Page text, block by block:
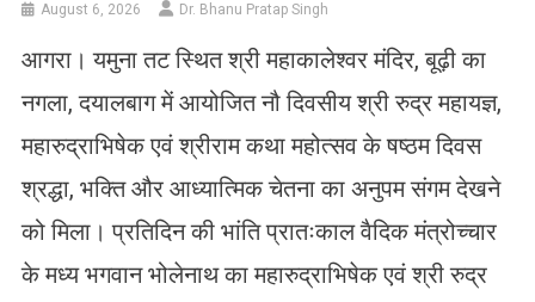
August 6, 2026 Dr. Bhanu Pratap Singh
आगरा। यमुना तट स्थित श्री महाकालेश्वर मंदिर, बूढ़ी का
नगला, दयालबाग में आयोजित नौ दिवसीय श्री रुद्र महायज्ञ,
महारुद्राभिषेक एवं श्रीराम कथा महोत्सव के षष्ठम दिवस
श्रद्धा, भक्ति और आध्यात्मिक चेतना का अनुपम संगम देखने
को मिला। प्रतिदिन की भांति प्रातःकाल वैदिक मंत्रोच्चार
के मध्य भगवान भोलेनाथ का महारुद्राभिषेक एवं श्री रुद्र